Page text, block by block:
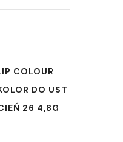
COLOUR
DO UST
26 4,8G